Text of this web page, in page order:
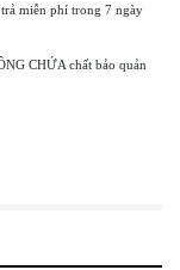
miễn phí trong 7 ngày
CHỨA chất bảo quản